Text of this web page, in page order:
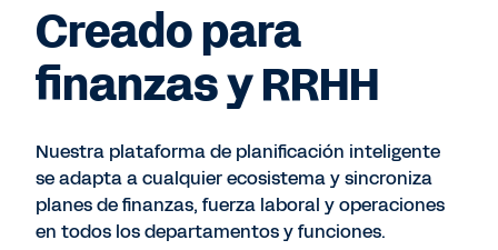
Creado para
finanzas y RRHH
Nuestra plataforma de planificación inteligente
se adapta a cualquier ecosistema y sincroniza
planes de finanzas, fuerza laboral y operaciones
en todos los departamentos y funciones.